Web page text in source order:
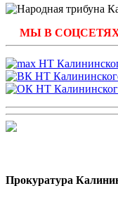
МЫ В
Прокуратура